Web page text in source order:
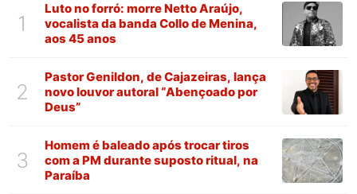
1
Luto no forró: morre Netto Araújo,
vocalista da banda Collo de Menina,
aos 45 anos
2
Pastor Genildon, de Cajazeiras, lança
novo louvor autoral “Abençoado por
Deus”
3
Homem é baleado após trocar tiros
com a PM durante suposto ritual, na
Paraíba